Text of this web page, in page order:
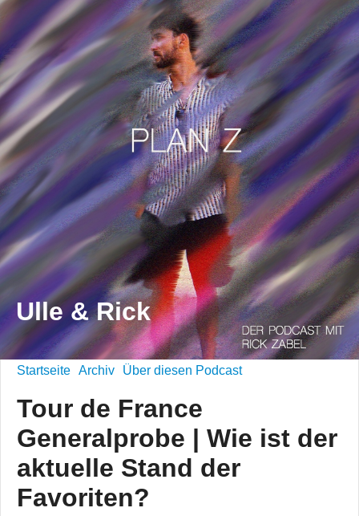
Ulle & Rick
Startseite Archiv Über diesen Podcast
Tour de France
Generalprobe | Wie ist der
aktuelle Stand der
Favoriten?